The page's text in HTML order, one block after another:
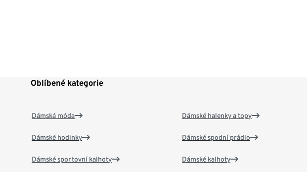
Oblíbené kategorie
Dámská móda
Dámské hodinky
Dámské sportovní kalhoty
Dámské halenky a topy
Dámské spodní prádlo
Dámské kalhoty